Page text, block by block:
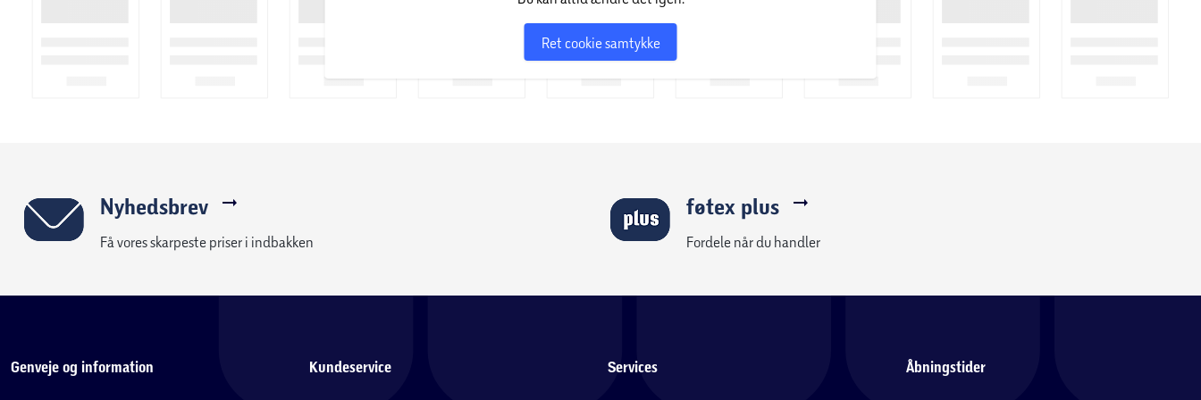
Ret cookie samtykke
Nyhedsbrev
Få vores skarpeste priser i indbakken
føtex plus
Fordele når du handler
Genveje og information Kundeservice Services Åbningstider